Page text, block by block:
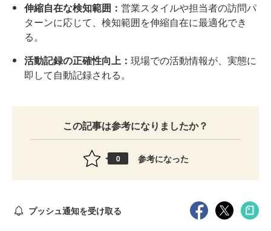
伸縮自在な検知範囲： 営業スタイルや担当者の訪問パ
ターンに応じて、検知範囲を伸縮自在に最適化でき
る。
活動記録の正確性向上： 現場での活動情報が、実態に
即して自動記録される。
この記事は参考になりましたか？
0 参考になった
プッシュ通知を受け取る